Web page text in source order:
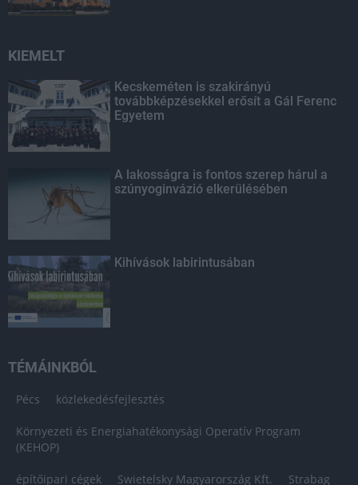
KIEMELT
Kecskeméten is szakirányú
továbbképzésekkel erősít a Gál Ferenc
Egyetem
A lakosságra is fontos szerep hárul a
szúnyoginvázió elkerülésében
Kihívások labirintusában
TÉMÁINKBÓL
Pécs közlekedésfejlesztés
Környezeti és Energiahatékonysági Operatív Program
(KEHOP)
építőipari cégek Swietelsky Magyarország Kft. Strabag